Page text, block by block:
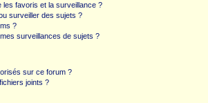
les favoris et la surveillance ?
surveiller des sujets ?
?
surveillances de sujets ?
sur ce forum ?
joints ?